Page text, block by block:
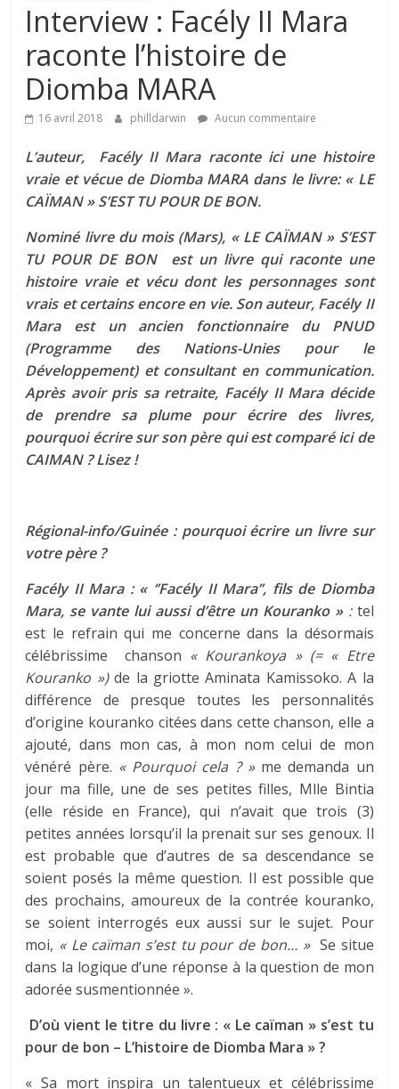
Interview : Facély II Mara
raconte l’histoire de
Diomba MARA
16 avril 2018 philldarwin Aucun commentaire
L’auteur, Facély II Mara raconte ici une histoire
vraie et vécue de Diomba MARA dans le livre:« LE
CAÏMAN » S’EST TU POUR DE BON.
Nominé livre du mois (Mars), « LE CAÏMAN » S’EST
TU POUR DE BON est un livre qui raconte une
histoire vraie et vécu dont les personnages sont
vrais et certains encore en vie. Son auteur, Facély II
Mara est un ancien fonctionnaire du PNUD
(Programme des Nations-Unies pour le
Développement) et consultant en communication.
Après avoir pris sa retraite, Facély II Mara décide
de prendre sa plume pour écrire des livres,
pourquoi écrire sur son père qui est comparé ici de
CAIMAN ? Lisez !
Régional-info/Guinée : pourquoi écrire un livre sur
votre père ?
Facély II Mara : « ‘’Facély II Mara’’, fils de Diomba
Mara, se vante lui aussi d’être un Kouranko »: tel
est le refrain qui me concerne dans la désormais
célébrissime chanson « Kourankoya » (= « Etre
Kouranko »)de la griotte Aminata Kamissoko. A la
différence de presque toutes les personnalités
d’origine kouranko citées dans cette chanson, elle a
ajouté, dans mon cas, à mon nom celui de mon
vénéré père. « Pourquoi cela ? »me demanda un
jour ma fille, une de ses petites filles, Mlle Bintia
(elle réside en France), qui n’avait que trois (3)
petites années lorsqu’il la prenait sur ses genoux. Il
est probable que d’autres de sa descendance se
soient posés la même question. Il est possible que
des prochains, amoureux de la contrée kouranko,
se soient interrogés eux aussi sur le sujet. Pour
moi, « Le caïman s’est tu pour de bon… » Se situe
dans la logique d’une réponse à la question de mon
adorée susmentionnée ».
D’où vient le titre du livre : « Le caïman » s’est tu
pour de bon – L’histoire de Diomba Mara » ?
« Sa mort inspira un talentueux et célébrissime